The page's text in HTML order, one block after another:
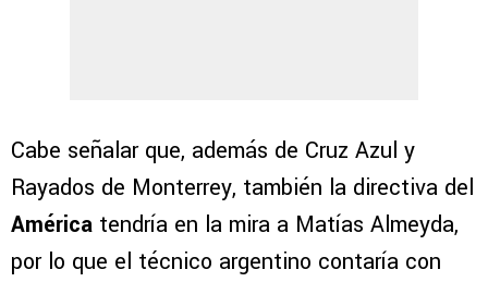
Cabe señalar que, además de Cruz Azul y
Rayados de Monterrey, también la directiva del
América tendría en la mira a Matías Almeyda,
por lo que el técnico argentino contaría con